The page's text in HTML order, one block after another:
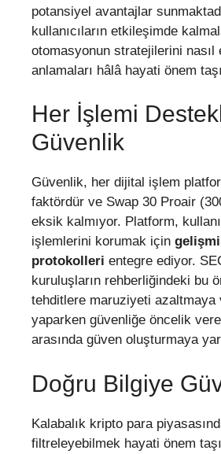
potansiyel avantajlar
kullanıcıların etkileşimde
otomasyonun stratejilerini nasıl
anlamaları hâlâ hayati önem
Her İşlemi
Güvenlik
Güvenlik, her dijital işlem
faktördür ve Swap 30 Proair
eksik kalmıyor. Platform,
işlemlerini korumak için
protokolleri entegre ediyor.
kuruluşların rehberliğindeki bu
tehditlere maruziyeti azaltmaya
yaparken güvenliğe öncelik
arasında güven oluşturmaya
Doğru Bilgiye
Kalabalık kripto para
filtreleyebilmek hayati önem